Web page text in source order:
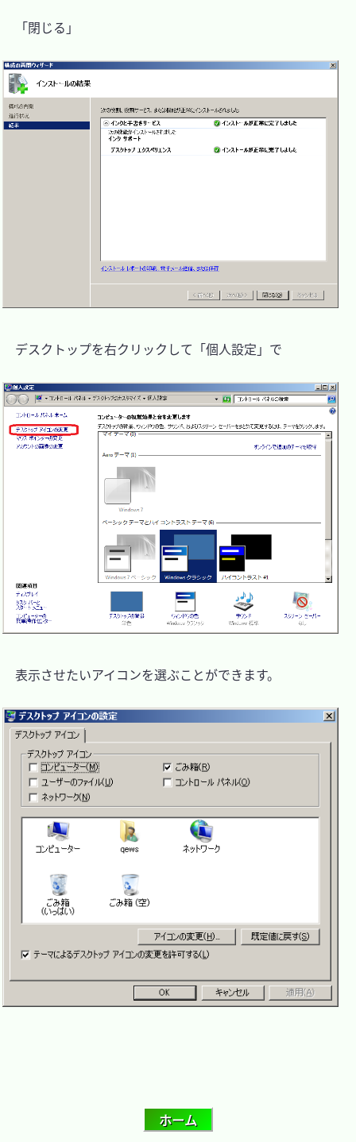
「閉じる」
デスクトップを右クリックして「個人設定」で
表示させたいアイコンを選ぶことができます。